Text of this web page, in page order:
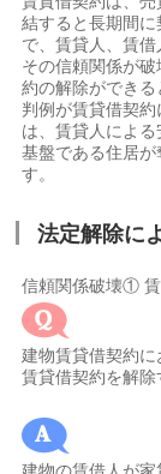
結すると長期間
で、賃貸人、賃借
その信頼関係が
約の解除ができる
判例が賃貸借契
は、賃貸人によ
基盤である住居
す。
法定解除に
信頼関係破壊①
建物賃貸借契約
賃貸借契約を解除